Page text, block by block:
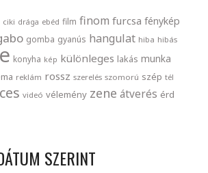
ciki drága ebéd film finom furcsa fénykép
gomba gyanús hangulat hiba hibás
konyha kép különleges lakás munka
reklám rossz szerelés szomorú szép tél
videó vélemény zene átverés érd
SZERINT